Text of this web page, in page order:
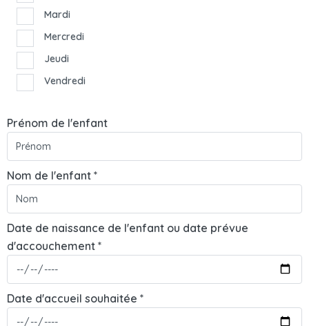
Mardi
Mercredi
Jeudi
Vendredi
Prénom de l'enfant
Nom de l'enfant *
Date de naissance de l'enfant ou date prévue
d'accouchement *
Date d'accueil souhaitée *